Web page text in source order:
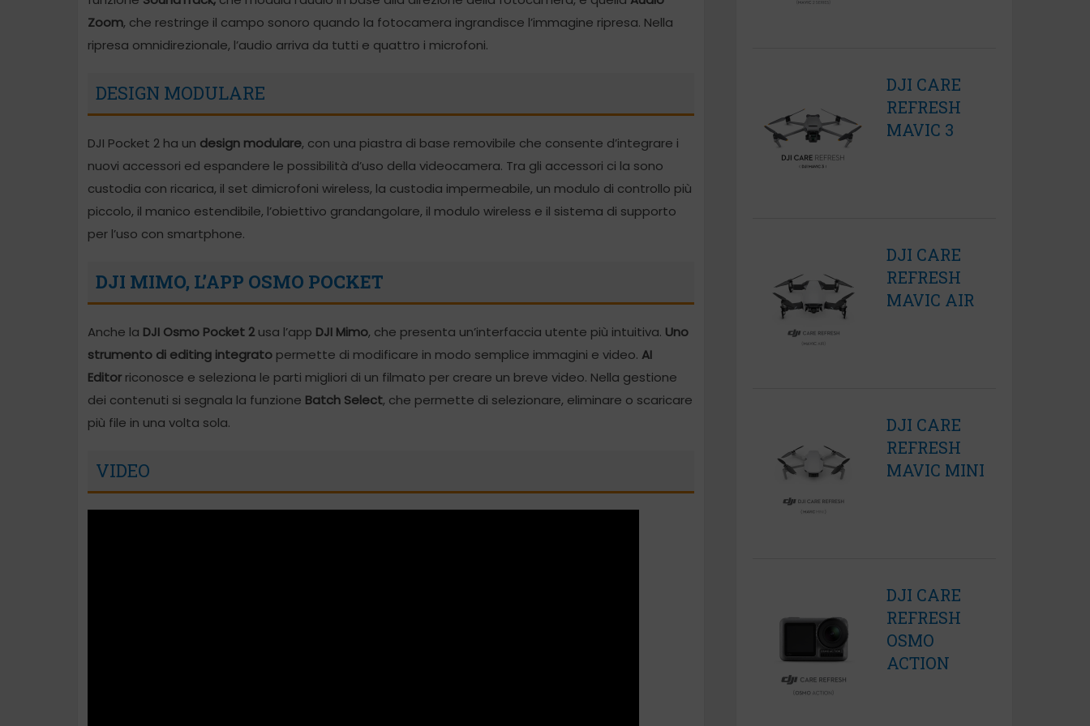
Zoom, che restringe il campo sonoro quando la fotocamera ingrandisce l’immagine ripresa. Nella
ripresa omnidirezionale, l’audio arriva da tutti e quattro i microfoni.
DESIGN MODULARE
DJI Pocket 2 ha un design modulare, con una piastra di base removibile che consente d’integrare i
nuovi accessori ed espandere le possibilità d’uso della videocamera. Tra gli accessori ci la sono
custodia con ricarica, il set dimicrofoni wireless, la custodia impermeabile, un modulo di controllo più
piccolo, il manico estendibile, l’obiettivo grandangolare, il modulo wireless e il sistema di supporto
per l’uso con smartphone.
DJI MIMO, L’APP OSMO POCKET
Anche la DJI Osmo Pocket 2usa l’app DJI Mimo, che presenta un’interfaccia utente più intuitiva. Uno
strumento di editing integrato permette di modificare in modo semplice immagini e video. AI
Editor riconosce e seleziona le parti migliori di un filmato per creare un breve video. Nella gestione
dei contenuti si segnala la funzione Batch Select, che permette di selezionare, eliminare o scaricare
più file in una volta sola.
VIDEO
DJI CARE
REFRESH
MAVIC 3
DJI CARE
REFRESH
MAVIC AIR
DJI CARE
REFRESH
MAVIC MINI
DJI CARE
REFRESH
OSMO
ACTION